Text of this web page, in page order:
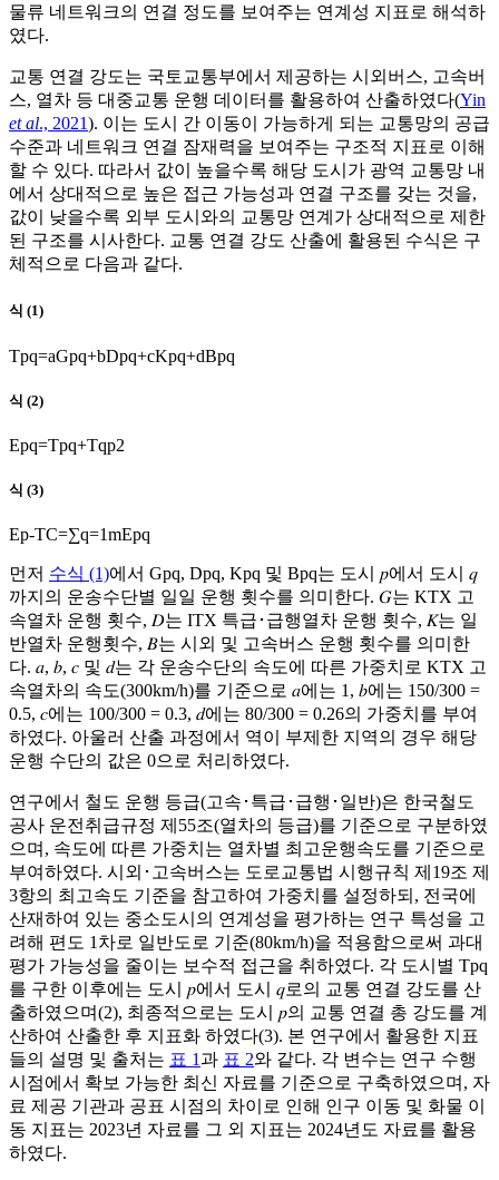
물류 네트워크의 연결 정도를 보여주는 연계성 지표로 해석하
였다.
교통 연결 강도는 국토교통부에서 제공하는 시외버스, 고속버
스, 열차 등 대중교통 운행 데이터를 활용하여 산출하였다(Yin
et al., 2021). 이는 도시 간 이동이 가능하게 되는 교통망의 공급
수준과 네트워크 연결 잠재력을 보여주는 구조적 지표로 이해
할 수 있다. 따라서 값이 높을수록 해당 도시가 광역 교통망 내
에서 상대적으로 높은 접근 가능성과 연결 구조를 갖는 것을,
값이 낮을수록 외부 도시와의 교통망 연계가 상대적으로 제한
된 구조를 시사한다. 교통 연결 강도 산출에 활용된 수식은 구
체적으로 다음과 같다.
식 (1)
Tpq=aGpq+bDpq+cKpq+dBpq
식 (2)
Epq=Tpq+Tqp2
식 (3)
Ep-TC=∑q=1mEpq
먼저 수식 (1)에서 Gpq, Dpq, Kpq 및 Bpq는 도시 𝑝에서 도시 𝑞
까지의 운송수단별 일일 운행 횟수를 의미한다. 𝐺는 KTX 고
속열차 운행 횟수, 𝐷는 ITX 특급･급행열차 운행 횟수, 𝐾는 일
반열차 운행횟수, 𝐵는 시외 및 고속버스 운행 횟수를 의미한
다. 𝑎, 𝑏, 𝑐 및 𝑑는 각 운송수단의 속도에 따른 가중치로 KTX 고
속열차의 속도(300km/h)를 기준으로 𝑎에는 1, 𝑏에는 150/300 =
0.5, 𝑐에는 100/300 = 0.3, 𝑑에는 80/300 = 0.26의 가중치를 부여
하였다. 아울러 산출 과정에서 역이 부제한 지역의 경우 해당
운행 수단의 값은 0으로 처리하였다.
연구에서 철도 운행 등급(고속･특급･급행･일반)은 한국철도
공사 운전취급규정 제55조(열차의 등급)를 기준으로 구분하였
으며, 속도에 따른 가중치는 열차별 최고운행속도를 기준으로
부여하였다. 시외･고속버스는 도로교통법 시행규칙 제19조 제
3항의 최고속도 기준을 참고하여 가중치를 설정하되, 전국에
산재하여 있는 중소도시의 연계성을 평가하는 연구 특성을 고
려해 편도 1차로 일반도로 기준(80km/h)을 적용함으로써 과대
평가 가능성을 줄이는 보수적 접근을 취하였다. 각 도시별 Tpq
를 구한 이후에는 도시 𝑝에서 도시 𝑞로의 교통 연결 강도를 산
출하였으며(2), 최종적으로는 도시 𝑝의 교통 연결 총 강도를 계
산하여 산출한 후 지표화 하였다(3). 본 연구에서 활용한 지표
들의 설명 및 출처는 표 1과 표 2와 같다. 각 변수는 연구 수행
시점에서 확보 가능한 최신 자료를 기준으로 구축하였으며, 자
료 제공 기관과 공표 시점의 차이로 인해 인구 이동 및 화물 이
동 지표는 2023년 자료를 그 외 지표는 2024년도 자료를 활용
하였다.